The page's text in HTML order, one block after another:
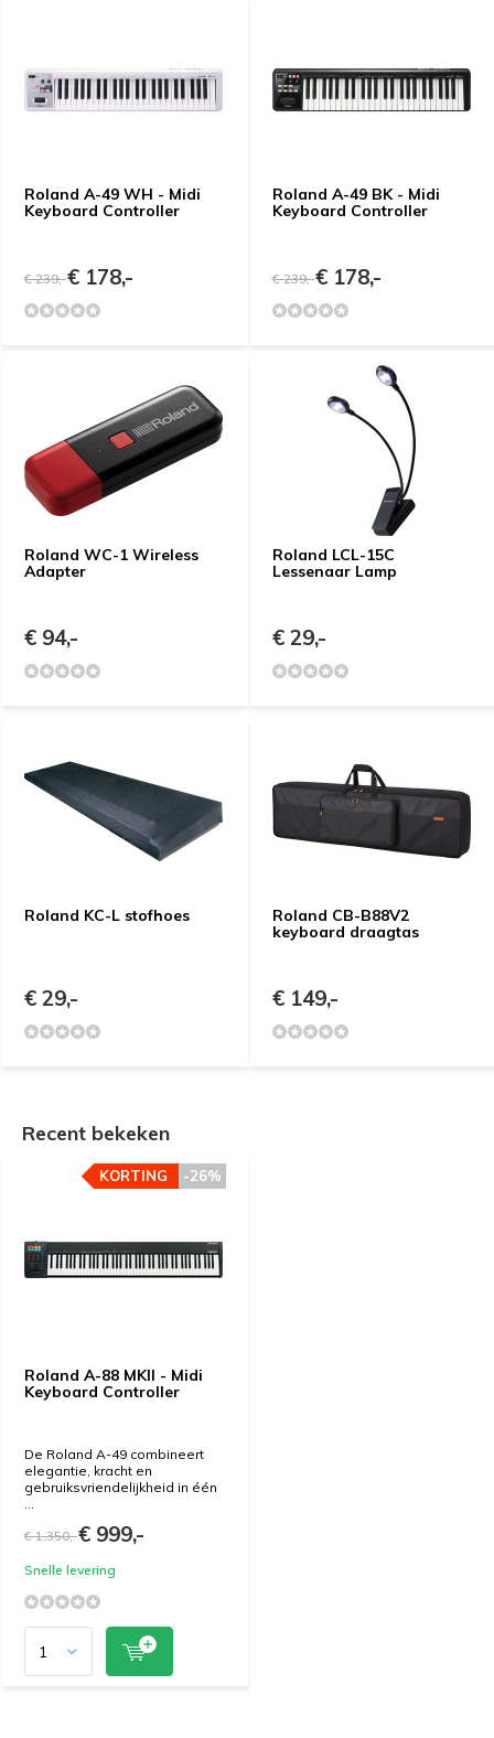
Roland A-49 WH - Midi
Keyboard Controller
€ 239,-€ 178,-
Roland A-49 BK - Midi
Keyboard Controller
€ 239,-€ 178,-
Roland WC-1 Wireless
Adapter
€ 94,-
Roland LCL-15C
Lessenaar Lamp
€ 29,-
Roland KC-L stofhoes
€ 29,-
Roland CB-B88V2
keyboard draagtas
€ 149,-
Recent bekeken
Roland A-88 MKII - Midi
Keyboard Controller
-26%
KORTING
De Roland A-49 combineert
elegantie, kracht en
gebruiksvriendelijkheid in één
...
€ 1.350,-€ 999,-
Snelle levering